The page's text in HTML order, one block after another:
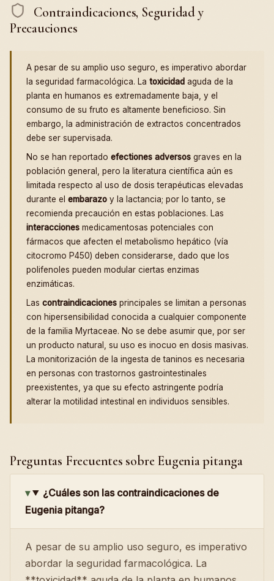
Contraindicaciones, Seguridad y
Precauciones
A pesar de su amplio uso seguro, es imperativo abordar
la seguridad farmacológica. La toxicidad aguda de la
planta en humanos es extremadamente baja, y el
consumo de su fruto es altamente beneficioso. Sin
embargo, la administración de extractos concentrados
debe ser supervisada.
No se han reportado efectiones adversos graves en la
población general, pero la literatura científica aún es
limitada respecto al uso de dosis terapéuticas elevadas
durante el embarazo y la lactancia; por lo tanto, se
recomienda precaución en estas poblaciones. Las
interacciones medicamentosas potenciales con
fármacos que afecten el metabolismo hepático (vía
citocromo P450) deben considerarse, dado que los
polifenoles pueden modular ciertas enzimas
enzimáticas.
Las contraindicaciones principales se limitan a personas
con hipersensibilidad conocida a cualquier componente
de la familia Myrtaceae. No se debe asumir que, por ser
un producto natural, su uso es inocuo en dosis masivas.
La monitorización de la ingesta de taninos es necesaria
en personas con trastornos gastrointestinales
preexistentes, ya que su efecto astringente podría
alterar la motilidad intestinal en individuos sensibles.
Preguntas Frecuentes sobre Eugenia pitanga
¿Cuáles son las contraindicaciones de
Eugenia pitanga?
A pesar de su amplio uso seguro, es imperativo
abordar la seguridad farmacológica. La